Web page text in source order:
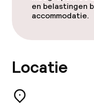
en belastingen
accommodatie.
Locatie